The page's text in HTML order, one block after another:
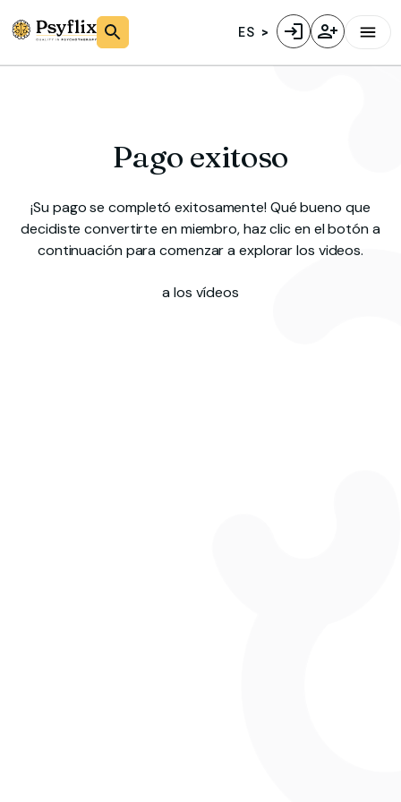
ES
Pago exitoso
¡Su pago se completó exitosamente! Qué bueno que
decidiste convertirte en miembro, haz clic en el botón a
continuación para comenzar a explorar los videos.
a los vídeos